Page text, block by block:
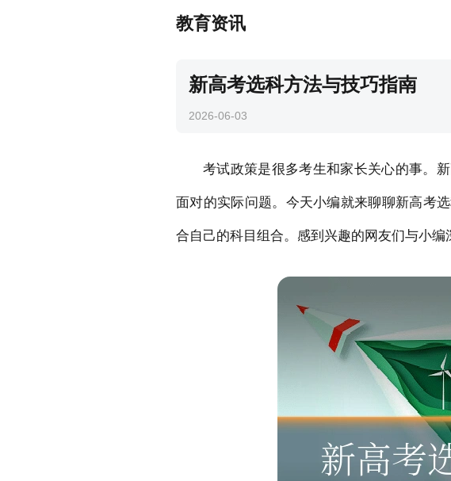
教育资讯
新高考选科方法与技巧指南
2026-06-03
考试政策是很多考生和家长关心的事。
面对的实际问题。今天小编就来聊聊新高考
合自己的科目组合。感到兴趣的网友们与小编